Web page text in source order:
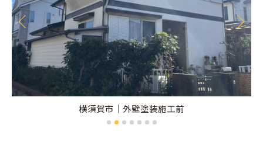
横須賀市｜外壁塗装施工前